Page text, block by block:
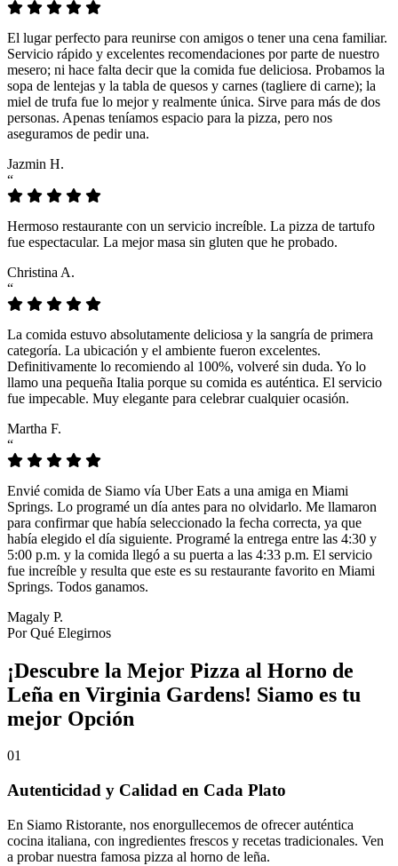
El lugar perfecto para reunirse con amigos o tener una cena familiar.
Servicio rápido y excelentes recomendaciones por parte de nuestro
mesero; ni hace falta decir que la comida fue deliciosa. Probamos la
sopa de lentejas y la tabla de quesos y carnes (tagliere di carne); la
miel de trufa fue lo mejor y realmente única. Sirve para más de dos
personas. Apenas teníamos espacio para la pizza, pero nos
aseguramos de pedir una.
Jazmin H.
“
Hermoso restaurante con un servicio increíble. La pizza de tartufo
fue espectacular. La mejor masa sin gluten que he probado.
Christina A.
“
La comida estuvo absolutamente deliciosa y la sangría de primera
categoría. La ubicación y el ambiente fueron excelentes.
Definitivamente lo recomiendo al 100%, volveré sin duda. Yo lo
llamo una pequeña Italia porque su comida es auténtica. El servicio
fue impecable. Muy elegante para celebrar cualquier ocasión.
Martha F.
“
Envié comida de Siamo vía Uber Eats a una amiga en Miami
Springs. Lo programé un día antes para no olvidarlo. Me llamaron
para confirmar que había seleccionado la fecha correcta, ya que
había elegido el día siguiente. Programé la entrega entre las 4:30 y
5:00 p.m. y la comida llegó a su puerta a las 4:33 p.m. El servicio
fue increíble y resulta que este es su restaurante favorito en Miami
Springs. Todos ganamos.
Magaly P.
Por Qué Elegirnos
¡Descubre la Mejor Pizza al Horno de
Leña en Virginia Gardens! Siamo es tu
mejor Opción
01
Autenticidad y Calidad en Cada Plato
En Siamo Ristorante, nos enorgullecemos de ofrecer auténtica
cocina italiana, con ingredientes frescos y recetas tradicionales. Ven
a probar nuestra famosa pizza al horno de leña.